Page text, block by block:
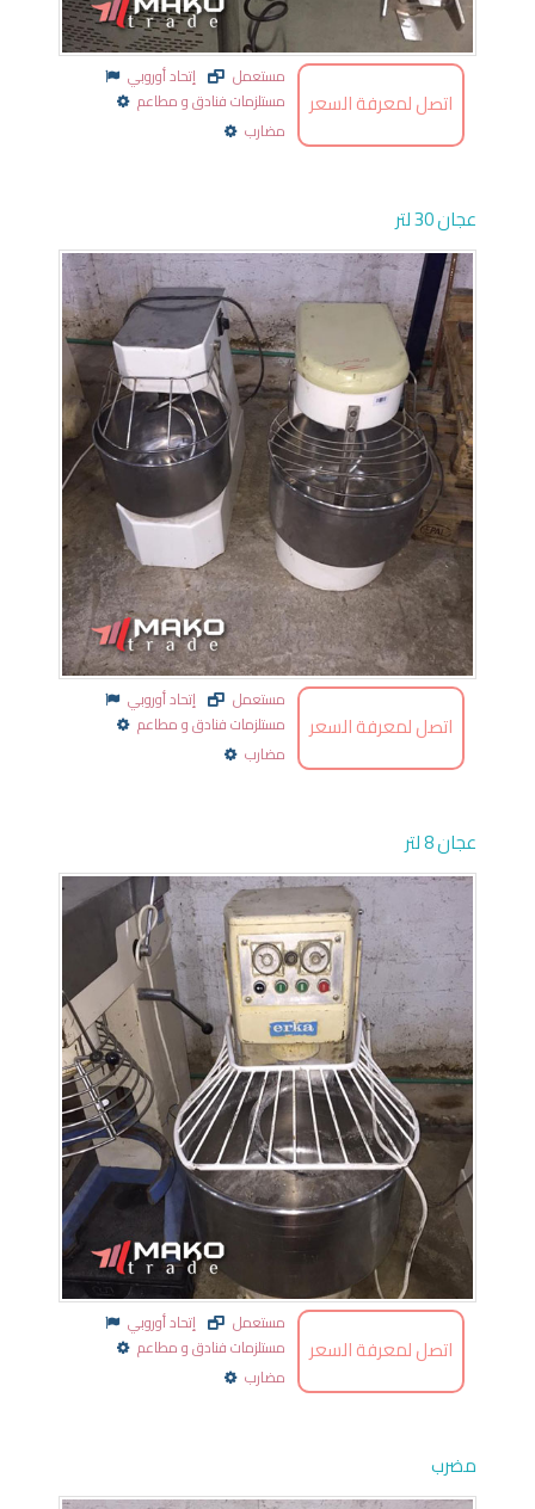
اتصل لمعرفة السعر
مستعمل
إتحاد أوروبي
مستلزمات فنادق و مطاعم
مضارب
عجان 30 لتر
اتصل لمعرفة السعر
مستعمل
إتحاد أوروبي
مستلزمات فنادق و مطاعم
مضارب
عجان 8 لتر
اتصل لمعرفة السعر
مستعمل
إتحاد أوروبي
مستلزمات فنادق و مطاعم
مضارب
مضرب